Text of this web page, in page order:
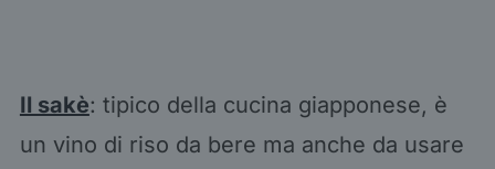
Il sakè: tipico della cucina giapponese, è
un vino di riso da bere ma anche da usare